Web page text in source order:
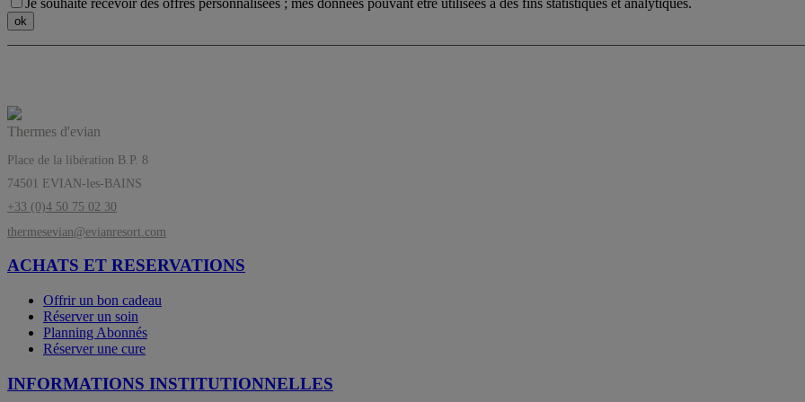
Thermes d'evian
Place de la libération B.P. 8
74501 EVIAN-les-BAINS
+33 (0)4 50 75 02 30
thermesevian@evianresort.com
ACHATS ET RESERVATIONS
Offrir un bon cadeau
Réserver un soin
Planning Abonnés
Réserver une cure
INFORMATIONS INSTITUTIONNELLES